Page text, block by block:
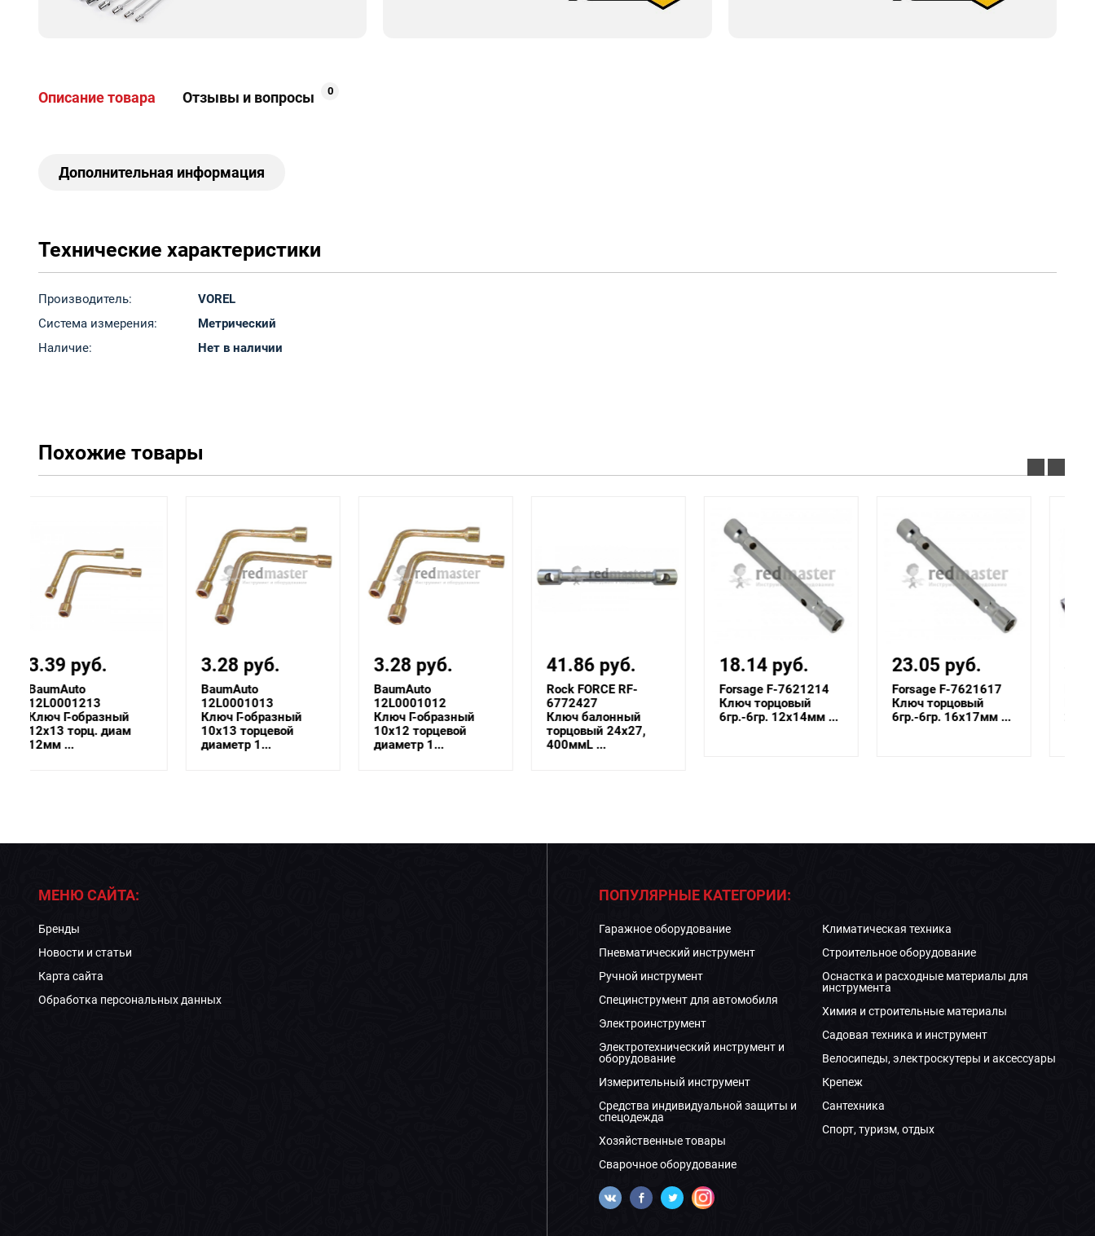
Описание товара Отзывы и вопросы 0
Дополнительная информация
Технические характеристики
Производитель:
VOREL
Система измерения:
Метрический
Наличие:
Нет в наличии
Похожие товары
3.28 руб.
BaumAuto
12L0001013
Ключ Г-образный
10х13 торцевой
диаметр 1...
3.28 руб.
BaumAuto
12L0001012
Ключ Г-образный
10х12 торцевой
диаметр 1...
41.86 руб.
Rock FORCE RF-
6772427
Ключ балонный
торцовый 24x27,
400ммL ...
18.14 руб.
Forsage F-7621214
Ключ торцовый
6гр.-6гр. 12х14мм ...
23.05 руб.
Forsage F-7621617
Ключ торцовый
6гр.-6гр. 16х17мм ...
39.52 руб.
Forsage F-6772730
Ключ торцовый
27х30 мм
МЕНЮ САЙТА:
Бренды
Новости и статьи
Карта сайта
Обработка персональных данных
ПОПУЛЯРНЫЕ КАТЕГОРИИ:
Гаражное оборудование
Пневматический инструмент
Ручной инструмент
Специнструмент для автомобиля
Электроинструмент
Электротехнический инструмент и
оборудование
Измерительный инструмент
Средства индивидуальной защиты и
спецодежда
Хозяйственные товары
Сварочное оборудование
Климатическая техника
Строительное оборудование
Оснастка и расходные материалы для
инструмента
Химия и строительные материалы
Садовая техника и инструмент
Велосипеды, электроскутеры и аксессуары
Крепеж
Сантехника
Спорт, туризм, отдых